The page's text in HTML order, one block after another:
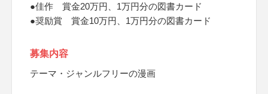
●佳作 賞金20万円、1万円分の図書カード
●奨励賞 賞金10万円、1万円分の図書カード
募集内容
テーマ・ジャンルフリーの漫画